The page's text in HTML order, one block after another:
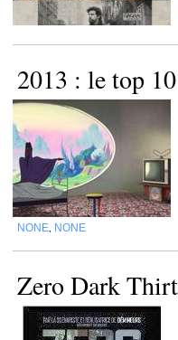
2013 : le top
NONE NONE
Zero Dark